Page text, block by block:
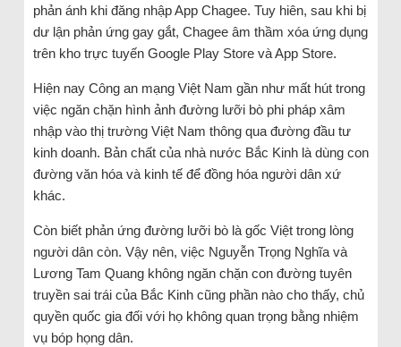
phản ánh khi đăng nhập App Chagee. Tuy hiên, sau khi bị
dư lận phản ứng gay gắt, Chagee âm thầm xóa ứng dụng
trên kho trực tuyến Google Play Store và App Store.
Hiện nay Công an mạng Việt Nam gần như mất hút trong
việc ngăn chặn hình ảnh đường lưỡi bò phi pháp xâm
nhập vào thị trường Việt Nam thông qua đường đầu tư
kinh doanh. Bản chất của nhà nước Bắc Kinh là dùng con
đường văn hóa và kinh tế để đồng hóa người dân xứ
khác.
Còn biết phản ứng đường lưỡi bò là gốc Việt trong lòng
người dân còn. Vậy nên, việc Nguyễn Trọng Nghĩa và
Lương Tam Quang không ngăn chặn con đường tuyên
truyền sai trái của Bắc Kinh cũng phần nào cho thấy, chủ
quyền quốc gia đối với họ không quan trọng bằng nhiệm
vụ bóp họng dân.